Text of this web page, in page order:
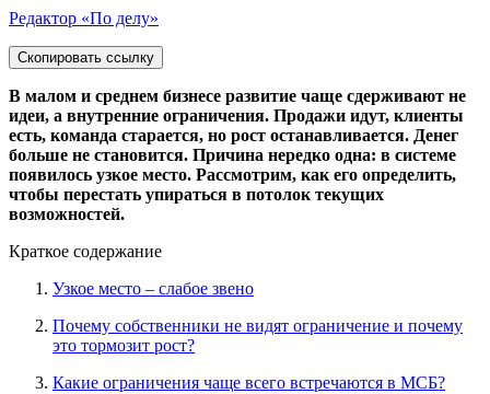
Редактор «По делу»
Скопировать ссылку
В малом и среднем бизнесе развитие чаще сдерживают не
идеи, а внутренние ограничения. Продажи идут, клиенты
есть, команда старается, но рост останавливается. Денег
больше не становится. Причина нередко одна: в системе
появилось узкое место. Рассмотрим, как его определить,
чтобы перестать упираться в потолок текущих
возможностей.
Краткое содержание
Узкое место – слабое звено
Почему собственники не видят ограничение и почему
это тормозит рост?
Какие ограничения чаще всего встречаются в МСБ?